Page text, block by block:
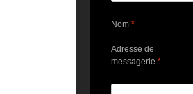
Nom *
Adresse de
messagerie *